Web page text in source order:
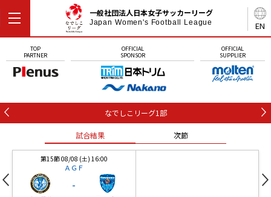
EN
一般社団法人日本女子サッカーリーグ
Japan Women's Football League
TOP
PARTNER
OFFICIAL
SPONSOR
OFFICIAL
SUPPLIER
なでしこリーグ1部
試合結果 次節
第15節 08/08 (土) 16:00
ＡＧＦ
-